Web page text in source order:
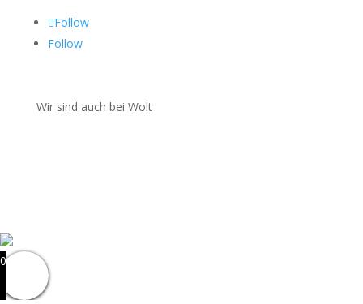
Follow
Follow
Wir sind auch bei Wolt
0